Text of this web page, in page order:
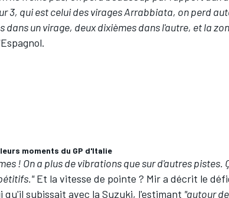
3, qui est celui des virages Arrabbiata, on perd
dans un virage, deux dixièmes dans l'autre, et la
moments du GP d'Italie
! On a plus de vibrations que sur d'autres pistes.
Et la vitesse de pointe ? Mir a décrit le
qu'il subissait avec la Suzuki, l'estimant "autour